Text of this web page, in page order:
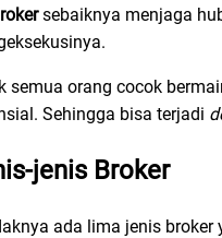
sebaiknya menjaga
semua orang cocok
Sehingga bisa terjadi
jenis Broker
ada lima jenis broker